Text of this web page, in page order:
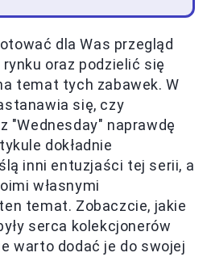
dla Was przegląd
oraz podzielić się
temat tych zabawek. W
się, czy
"Wednesday" naprawdę
dokładnie
inni entuzjaści tej serii, a
własnymi
temat. Zobaczcie, jakie
serca kolekcjonerów
warto dodać je do swojej